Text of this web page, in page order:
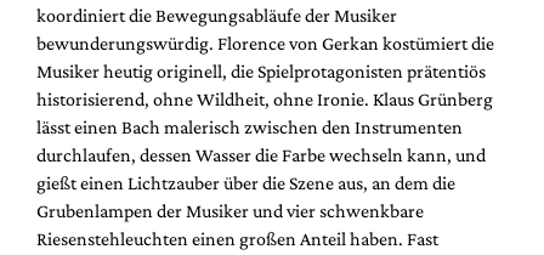
koordiniert die Bewegungsabläufe der Musiker
bewunderungswürdig. Florence von Gerkan kostümiert die
Musiker heutig originell, die Spielprotagonisten prätentiös
historisierend, ohne Wildheit, ohne Ironie. Klaus Grünberg
lässt einen Bach malerisch zwischen den Instrumenten
durchlaufen, dessen Wasser die Farbe wechseln kann, und
gießt einen Lichtzauber über die Szene aus, an dem die
Grubenlampen der Musiker und vier schwenkbare
Riesenstehleuchten einen großen Anteil haben. Fast